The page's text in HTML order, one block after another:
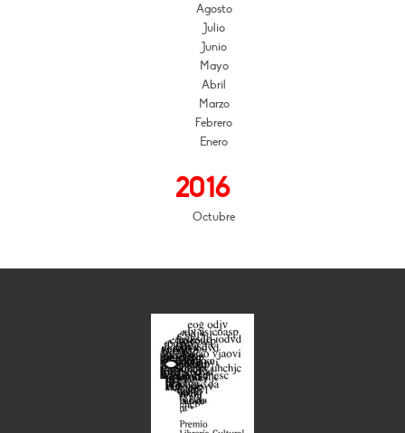
Agosto
Julio
Junio
Mayo
Abril
Marzo
Febrero
Enero
2016
Octubre